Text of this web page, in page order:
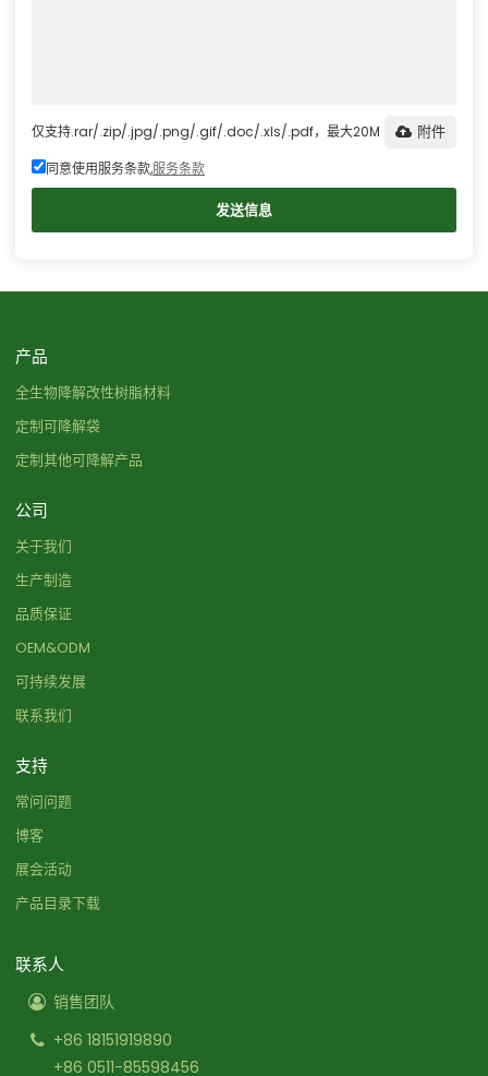
仅支持.rar/.zip/.jpg/.png/.gif/.doc/.xls/.pdf，最大20M 附件
同意使用服务条款,服务条款
发送信息
产品
全生物降解改性树脂材料
定制可降解袋
定制其他可降解产品
公司
关于我们
生产制造
品质保证
OEM&ODM
可持续发展
联系我们
支持
常问问题
博客
展会活动
产品目录下载
联系人
销售团队
+86 18151919890
+86 0511-85598456